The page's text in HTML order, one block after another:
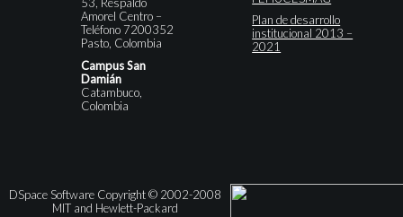
Amorel Centro –
Teléfono 7200352
Pasto, Colombia
Campus San
Damián
Catambuco,
Colombia
Plan de desarrollo
institucional 2013 –
2021
DSpace Software Copyright © 2002-2008
MIT and Hewlett-Packard